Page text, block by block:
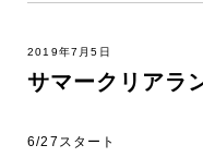
2019年7月5日
サマークリアラ
6/27スタート